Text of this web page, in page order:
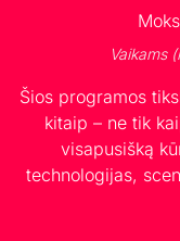
Vaikams
Šios programos
kitaip – ne tik
visapusišką
technologijas,